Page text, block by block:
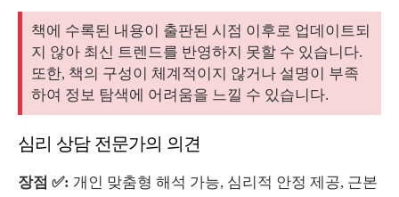
책에 수록된 내용이 출판된 시점 이후로 업데이트되
지 않아 최신 트렌드를 반영하지 못할 수 있습니다.
또한, 책의 구성이 체계적이지 않거나 설명이 부족
하여 정보 탐색에 어려움을 느낄 수 있습니다.
심리 상담 전문가의 의견
장점 ✅: 개인 맞춤형 해석 가능, 심리적 안정 제공, 근본